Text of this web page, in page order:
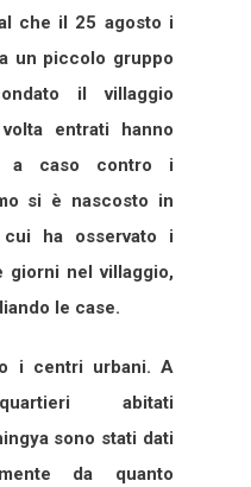
che il 25 agosto i
un piccolo gruppo
il villaggio
entrati hanno
a caso contro i
si è nascosto in
ha osservato i
giorni nel villaggio,
le case.
i centri urbani. A
abitati
sono stati dati
da quanto